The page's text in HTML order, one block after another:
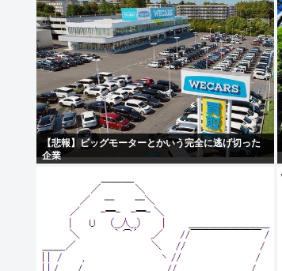
【悲報】ビッグモーターとかいう完全に逃げ切った
企業